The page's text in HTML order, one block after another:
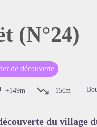
(N°24)
de découverte
+149m -150m
du village